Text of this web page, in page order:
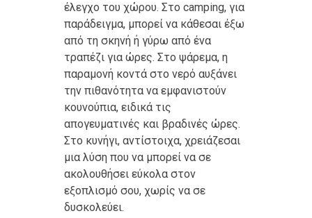
έλεγχο του χώρου. Στο camping, για
παράδειγμα, μπορεί να κάθεσαι έξω
από τη σκηνή ή γύρω από ένα
τραπέζι για ώρες. Στο ψάρεμα, η
παραμονή κοντά στο νερό αυξάνει
την πιθανότητα να εμφανιστούν
κουνούπια, ειδικά τις
απογευματινές και βραδινές ώρες.
Στο κυνήγι, αντίστοιχα, χρειάζεσαι
μια λύση που να μπορεί να σε
ακολουθήσει εύκολα στον
εξοπλισμό σου, χωρίς να σε
δυσκολεύει.